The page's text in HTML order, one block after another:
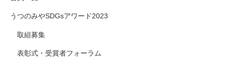
うつのみやSDGsアワード2023
取組募集
表彰式・受賞者フォーラム